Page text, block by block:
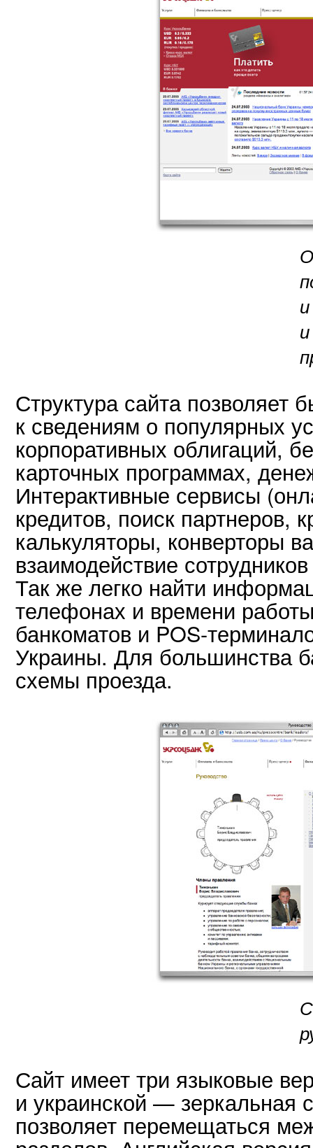
Структура сайта позволяет
к сведениям о популярных
корпоративных облигаций,
карточных программах,
Интерактивные сервисы
кредитов, поиск партнеров,
калькуляторы, конверторы
взаимодействие
Так же легко найти
телефонах и времени
банкоматов и POS-
Украины. Для большинства
схемы проезда.
Сайт имеет три языковые
и украинской — зеркальная
позволяет перемещаться